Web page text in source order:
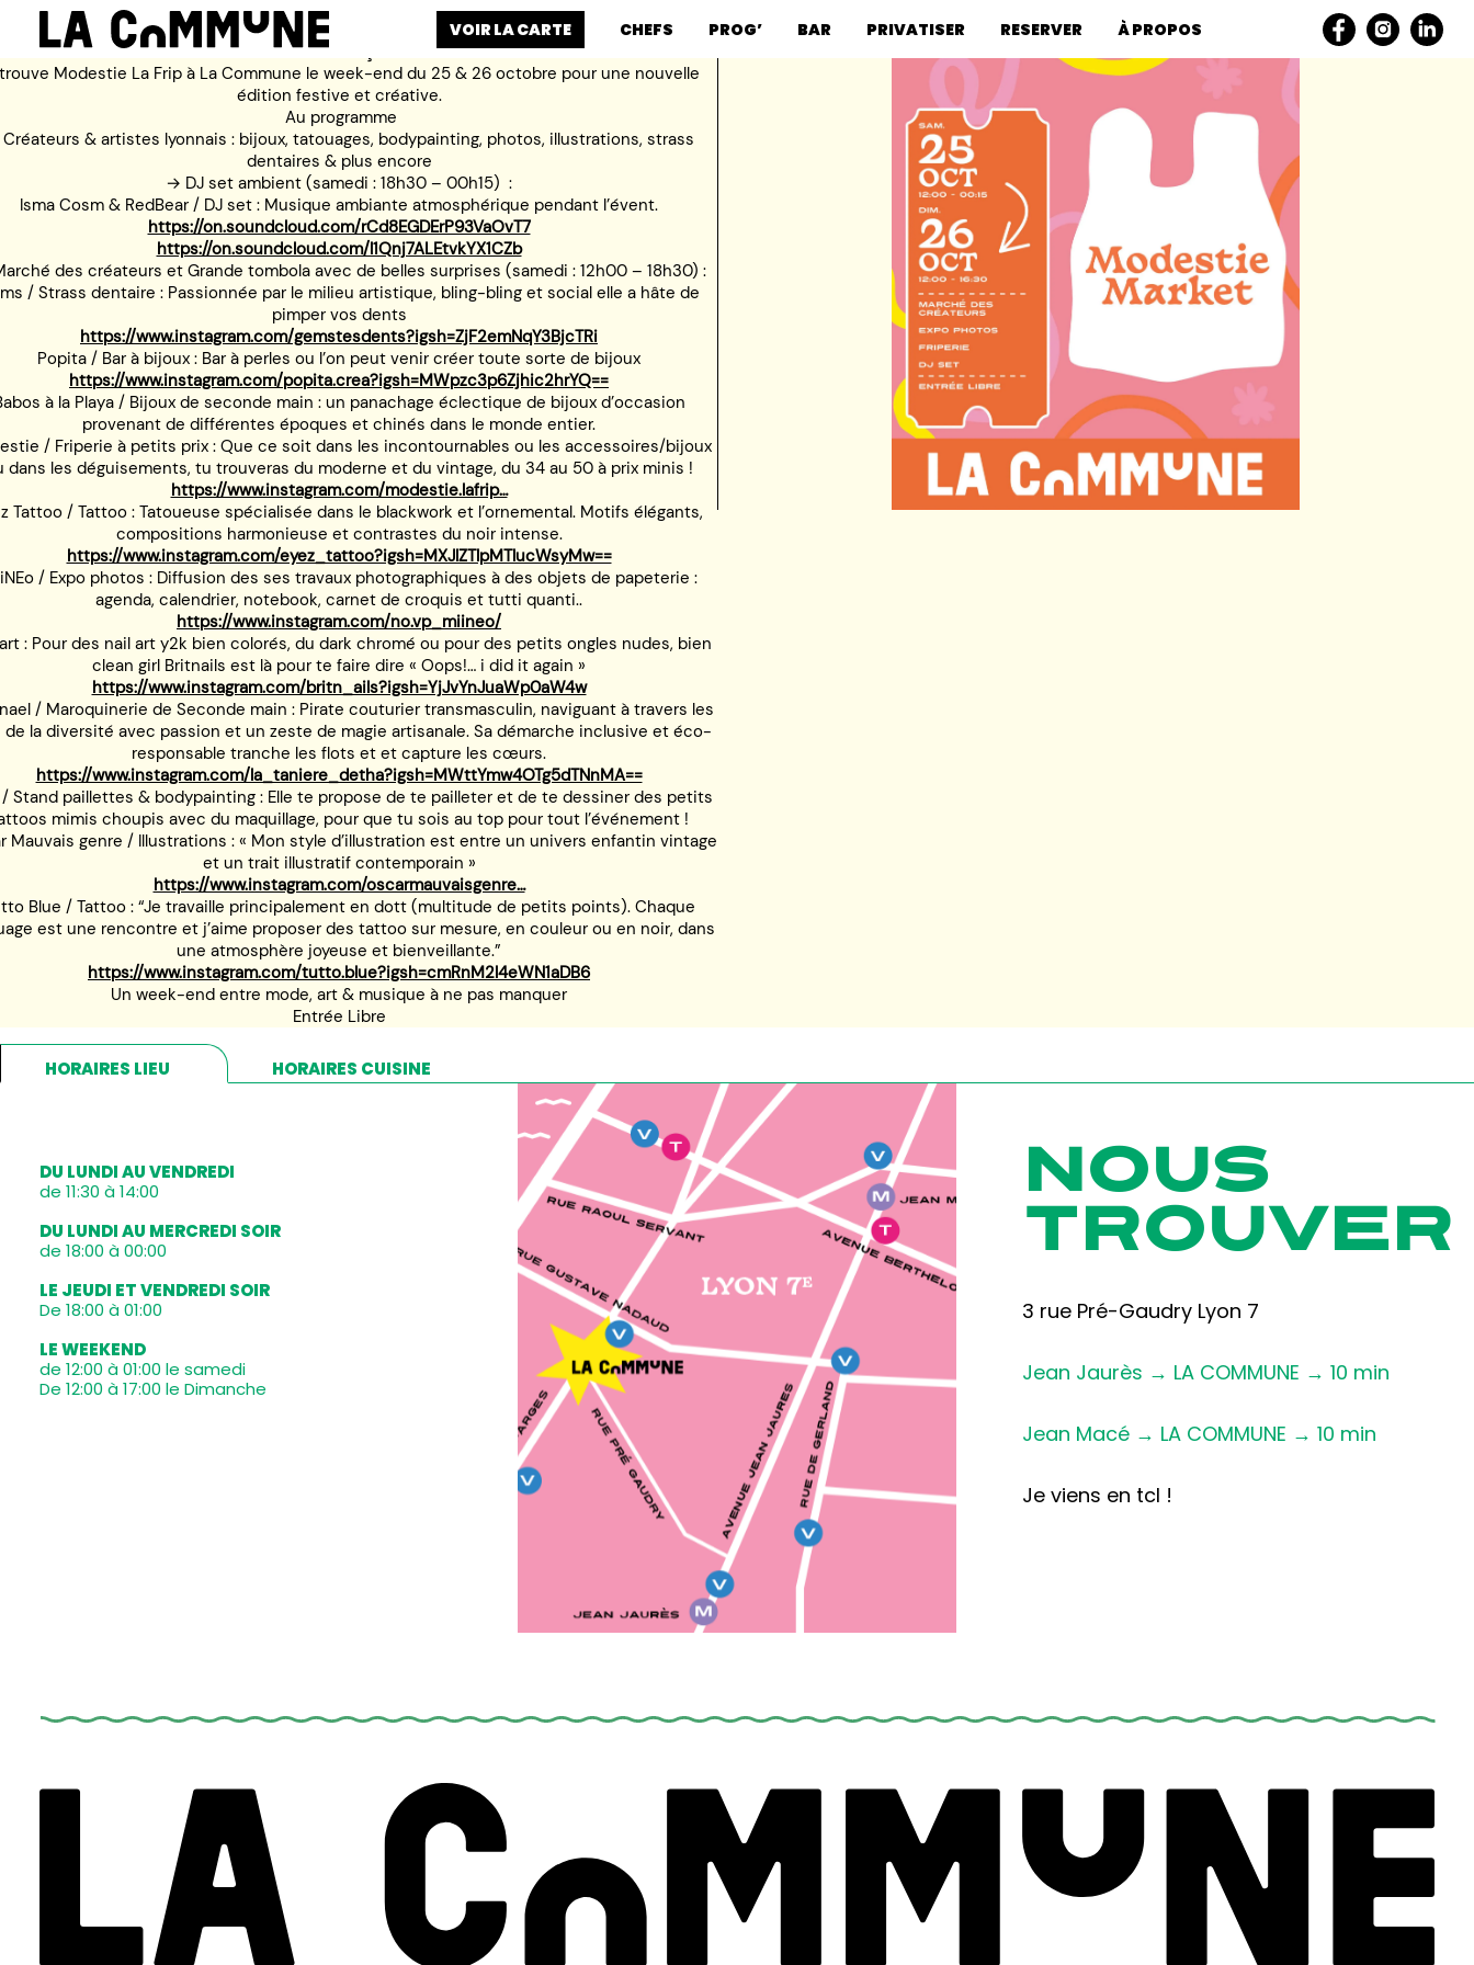
VOIR LA CARTE CHEFS PROG’ BAR PRIVATISER RESERVER
À PROPOS
On remet ça !
Modestie La Frip à La Commune le week-end du 25 & 26 octobre pour une nouvelle
édition festive et créative.
Au programme
& artistes lyonnais : bijoux, tatouages, bodypainting, photos, illustrations, strass
dentaires & plus encore
→ DJ set ambient (samedi : 18h30 – 00h15) :
Isma Cosm & RedBear / DJ set : Musique ambiante atmosphérique pendant l’évent.
https://on.soundcloud.com/rCd8EGDErP93VaOvT7
https://on.soundcloud.com/l1Qnj7ALEtvkYX1CZb
des créateurs et Grande tombola avec de belles surprises (samedi : 12h00 – 18h30) :
/ Strass dentaire : Passionnée par le milieu artistique, bling-bling et social elle a hâte de
pimper vos dents
https://www.instagram.com/gemstesdents?igsh=ZjF2emNqY3BjcTRi
Popita / Bar à bijoux : Bar à perles ou l’on peut venir créer toute sorte de bijoux
https://www.instagram.com/popita.crea?igsh=MWpzc3p6Zjhic2hrYQ==
à la Playa / Bijoux de seconde main : un panachage éclectique de bijoux d’occasion
provenant de différentes époques et chinés dans le monde entier.
/ Friperie à petits prix : Que ce soit dans les incontournables ou les accessoires/bijoux
dans les déguisements, tu trouveras du moderne et du vintage, du 34 au 50 à prix minis !
https://www.instagram.com/modestie.lafrip…
Tattoo / Tattoo : Tatoueuse spécialisée dans le blackwork et l’ornemental. Motifs élégants,
compositions harmonieuse et contrastes du noir intense.
https://www.instagram.com/eyez_tattoo?igsh=MXJlZTlpMTlucWsyMw==
/ Expo photos : Diffusion des ses travaux photographiques à des objets de papeterie :
agenda, calendrier, notebook, carnet de croquis et tutti quanti..
https://www.instagram.com/no.vp_miineo/
: Pour des nail art y2k bien colorés, du dark chromé ou pour des petits ongles nudes, bien
clean girl Britnails est là pour te faire dire « Oops!… i did it again »
https://www.instagram.com/britn_ails?igsh=YjJvYnJuaWp0aW4w
/ Maroquinerie de Seconde main : Pirate couturier transmasculin, naviguant à travers les
la diversité avec passion et un zeste de magie artisanale. Sa démarche inclusive et éco-
responsable tranche les flots et et capture les cœurs.
https://www.instagram.com/la_taniere_detha?igsh=MWttYmw4OTg5dTNnMA==
Stand paillettes & bodypainting : Elle te propose de te pailleter et de te dessiner des petits
mimis choupis avec du maquillage, pour que tu sois au top pour tout l’événement !
Mauvais genre / Illustrations : « Mon style d’illustration est entre un univers enfantin vintage
et un trait illustratif contemporain »
https://www.instagram.com/oscarmauvaisgenre…
Blue / Tattoo : “Je travaille principalement en dott (multitude de petits points). Chaque
est une rencontre et j’aime proposer des tattoo sur mesure, en couleur ou en noir, dans
une atmosphère joyeuse et bienveillante.”
https://www.instagram.com/tutto.blue?igsh=cmRnM2l4eWN1aDB6
Un week-end entre mode, art & musique à ne pas manquer
Entrée Libre
HORAIRES LIEU HORAIRES CUISINE
DU LUNDI AU VENDREDI
de 11:30 à 14:00
DU LUNDI AU MERCREDI SOIR
de 18:00 à 00:00
LE JEUDI ET VENDREDI SOIR
De 18:00 à 01:00
LE WEEKEND
de 12:00 à 01:00 le samedi
De 12:00 à 17:00 le Dimanche
NOUS
TROUVER
3 rue Pré-Gaudry Lyon 7
Jean Jaurès → LA COMMUNE → 10 min
Jean Macé → LA COMMUNE → 10 min
Je viens en tcl !